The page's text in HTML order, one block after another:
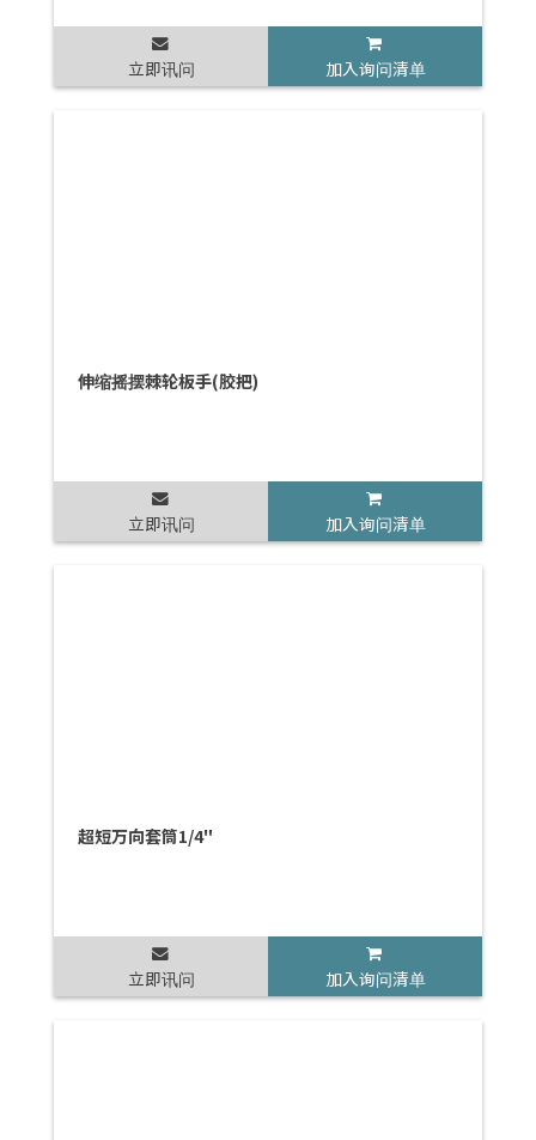
立即讯问 加入询问清单
伸缩摇摆棘轮板手(胶把)
立即讯问 加入询问清单
超短万向套筒1/4"
立即讯问 加入询问清单